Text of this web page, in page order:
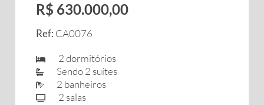
R$ 630.000,00
Ref: CA0076
2 dormitórios
Sendo 2 suítes
2 banheiros
2 salas